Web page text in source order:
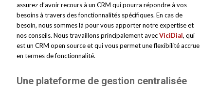
assurez d’avoir recours à un CRM qui pourra répondre à vos
besoins à travers des fonctionnalités spécifiques. En cas de
besoin, nous sommes là pour vous apporter notre expertise et
nos conseils. Nous travaillons principalement avecViciDial, qui
est un CRM open source et qui vous permet une flexibilité accrue
en termes de fonctionnalité.
Une plateforme de gestion centralisée